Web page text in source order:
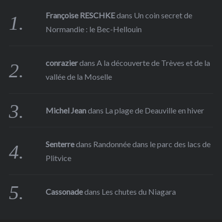
Françoise RESCHKEdans Un coin secret de
Normandie : le Bec-Hellouin
conrazierdans A la découverte de Trèves et de la
vallée de la Moselle
Michel Jeandans La plage de Deauville en hiver
Senterredans Randonnée dans le parc des lacs de
Plitvice
Cassonadedans Les chutes du Niagara